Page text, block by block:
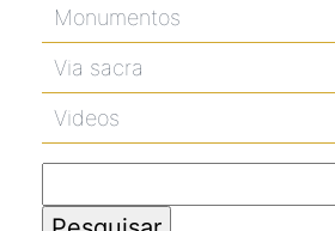
Monumentos
Via sacra
Videos
por: